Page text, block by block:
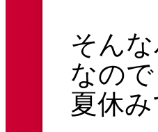
そん
なので
夏休